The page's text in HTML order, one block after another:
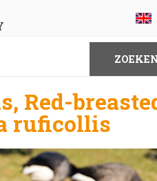
Red-
ruficollis